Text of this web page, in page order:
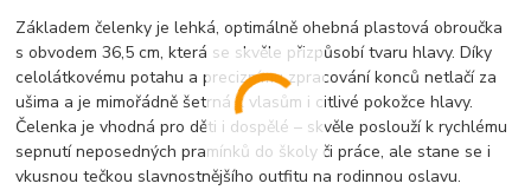
Základem čelenky je lehká, optimálně ohebná plastová obroučka
s obvodem 36,5 cm, která se skvěle přizpůsobí tvaru hlavy. Díky
celolátkovému potahu a preciznímu zpracování konců netlačí za
ušima a je mimořádně šetrná k vlasům i citlivé pokožce hlavy.
Čelenka je vhodná pro děti i dospělé – skvěle poslouží k rychlému
sepnutí neposedných pramínků do školy či práce, ale stane se i
vkusnou tečkou slavnostnějšího outfitu na rodinnou oslavu.